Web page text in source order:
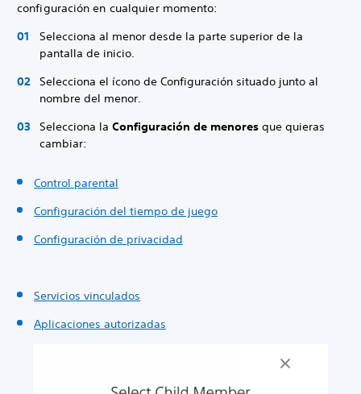
configuración en cualquier momento:
Selecciona al menor desde la parte superior de la
pantalla de inicio.
Selecciona el ícono de Configuración situado junto al
nombre del menor.
Selecciona la Configuración de menores que quieras
cambiar:
Control parental
Configuración del tiempo de juego
Configuración de privacidad
Servicios vinculados
Aplicaciones autorizadas